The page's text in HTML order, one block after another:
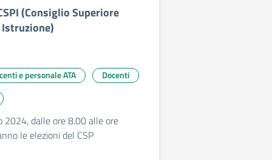
(Consiglio Superiore
e personale ATA Docenti
2024, dalle ore 8.00 alle ore
le elezioni del CSP